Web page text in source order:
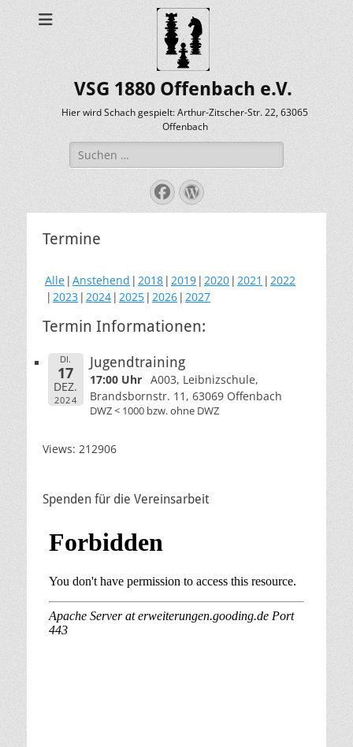
VSG 1880 Offenbach e.V.
Hier wird Schach gespielt: Arthur-Zitscher-Str. 22, 63065
Offenbach
Suche
nach:
Facebook
WordPress
Termine
Alle Anstehend 2018 2019 2020 2021
2022
2023 2024 2025 2026 2027
Termin Informationen:
DI.
17
DEZ.
2024
Jugendtraining
17:00 Uhr A003, Leibnizschule,
Brandsbornstr. 11, 63069 Offenbach
DWZ < 1000 bzw. ohne DWZ
Views: 212906
Spenden für die Vereinsarbeit